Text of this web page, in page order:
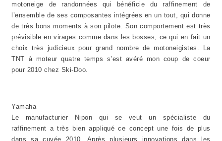
motoneige de randonnées qui bénéficie du raffinement de
l’ensemble de ses composantes intégrées en un tout, qui donne
de très bons moments à son pilote. Son comportement est très
prévisible en virages comme dans les bosses, ce qui en fait un
choix très judicieux pour grand nombre de motoneigistes. La
TNT à moteur quatre temps s’est avéré mon coup de coeur
pour 2010 chez Ski-Doo.
Yamaha
Le manufacturier Nipon qui se veut un spécialiste du
raffinement a très bien appliqué ce concept une fois de plus
dans sa cuvée 2010. Après plusieurs innovations dans les